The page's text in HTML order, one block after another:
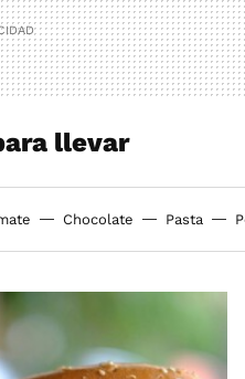
llevar
Chocolate Pasta